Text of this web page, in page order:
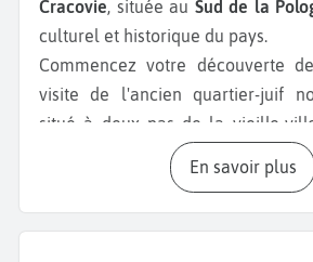
Cracovie, située au Sud de la
culturel et historique du pays.
Commencez votre découverte
visite de l'ancien quartier-juif
situé à deux pas de la vieille-
une balade au coeur de la
C'est un quartier dynamique
restaurants typiques et des
En savoir plus